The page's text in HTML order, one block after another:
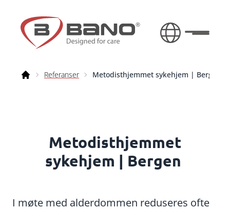
Åpne/
Referanser Metodisthjemmet sykehjem | Bergen
Metodisthjemmet
sykehjem | Bergen
I møte med alderdommen reduseres ofte